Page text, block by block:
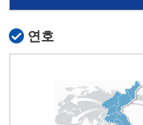
연호